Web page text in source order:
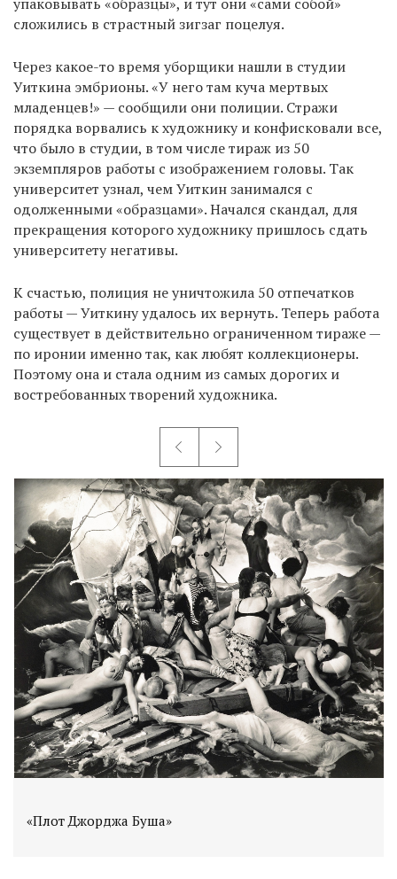
сложились в страстный зигзаг поцелуя.
Через какое-то время уборщики нашли в студии
Уиткина эмбрионы. «У него там куча мертвых
младенцев!» — сообщили они полиции. Стражи
порядка ворвались к художнику и конфисковали все,
что было в студии, в том числе тираж из 50
экземпляров работы с изображением головы. Так
университет узнал, чем Уиткин занимался с
одолженными «образцами». Начался скандал, для
прекращения которого художнику пришлось сдать
университету негативы.
К счастью, полиция не уничтожила 50 отпечатков
работы — Уиткину удалось их вернуть. Теперь работа
существует в действительно ограниченном тираже —
по иронии именно так, как любят коллекционеры.
Поэтому она и стала одним из самых дорогих и
востребованных творений художника.
«Плот Джорджа Буша»